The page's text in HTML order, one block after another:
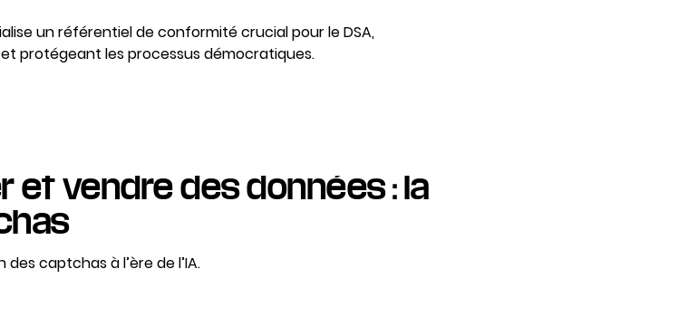
un référentiel de conformité crucial pour le DSA,
protégeant les processus démocratiques.
et vendre des données : la
des captchas à l’ère de l’IA.